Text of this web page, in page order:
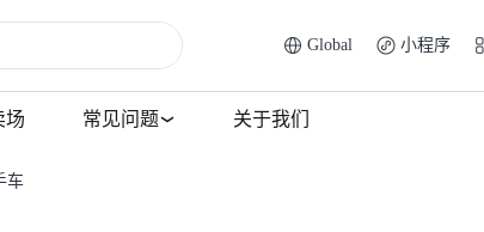
Global 小程序
场 常见问题 关于我们
车